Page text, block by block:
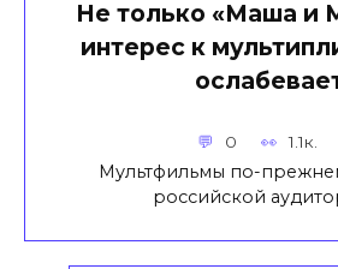
Не только «Маша и
интерес к
0 1.1к.
Мультфильмы по-
российской